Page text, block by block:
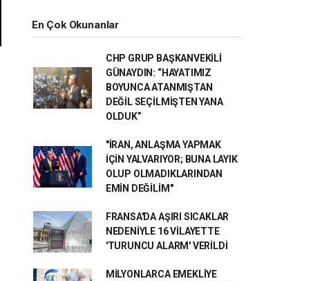
En Çok Okunanlar
CHP GRUP BAŞKANVEKİLİ
GÜNAYDIN: “HAYATIMIZ
BOYUNCA ATANMIŞTAN
DEĞİL SEÇİLMİŞTEN YANA
OLDUK”
"İRAN, ANLAŞMA YAPMAK
İÇİN YALVARIYOR; BUNA LAYIK
OLUP OLMADIKLARINDAN
EMİN DEĞİLİM"
FRANSA'DA AŞIRI SICAKLAR
NEDENİYLE 16 VİLAYETTE
'TURUNCU ALARM' VERİLDİ
MİLYONLARCA EMEKLİYE